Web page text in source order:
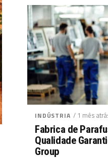
INDÚSTRIA / 1 mês
Fabrica de
Qualidade
Group